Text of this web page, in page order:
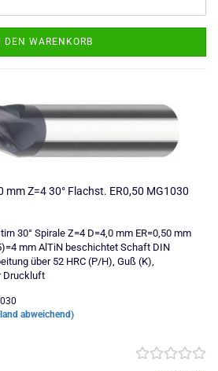
DEN WARENKORB
Z=4 30° Flachst. ER0,50 MG1030
30° Spirale Z=4 D=4,0 mm ER=0,50 mm
mm AlTiN beschichtet Schaft DIN
über 52 HRC (P/H), Guß (K),
Druckluft
abweichend)